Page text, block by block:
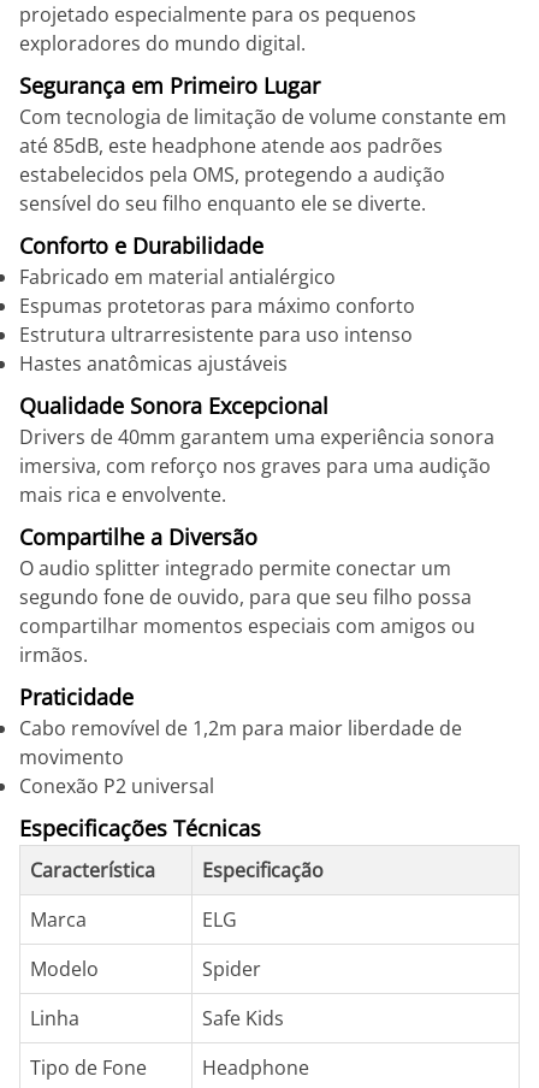
projetado especialmente para os pequenos
exploradores do mundo digital.
Segurança em Primeiro Lugar
Com tecnologia de limitação de volume constante em
até 85dB, este headphone atende aos padrões
estabelecidos pela OMS, protegendo a audição
sensível do seu filho enquanto ele se diverte.
Conforto e Durabilidade
Fabricado em material antialérgico
Espumas protetoras para máximo conforto
Estrutura ultrarresistente para uso intenso
Hastes anatômicas ajustáveis
Qualidade Sonora Excepcional
Drivers de 40mm garantem uma experiência sonora
imersiva, com reforço nos graves para uma audição
mais rica e envolvente.
Compartilhe a Diversão
O audio splitter integrado permite conectar um
segundo fone de ouvido, para que seu filho possa
compartilhar momentos especiais com amigos ou
irmãos.
Praticidade
Cabo removível de 1,2m para maior liberdade de
movimento
Conexão P2 universal
Especificações Técnicas
Característica
Especificação
Marca
ELG
Modelo
Spider
Linha
Safe Kids
Tipo de Fone
Headphone